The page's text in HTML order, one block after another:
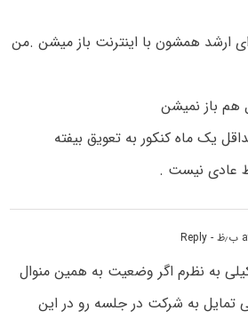
ارشد همشون با اینترنت باز میشن .من
هم باز نمیشن
یک ماه کنکور به تعویق بیفته
عادی نیست .
- Reply
به نظرم اگر وضعیت به همین منوال
تمایل به شرکت در جلسه رو در این